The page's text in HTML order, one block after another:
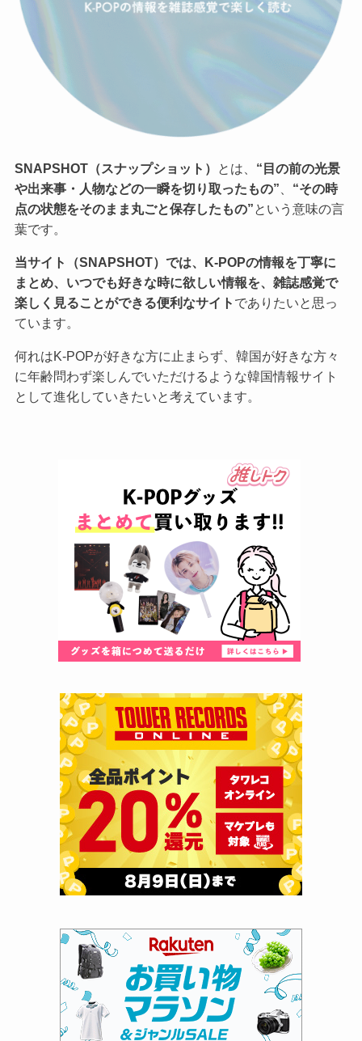
SNAPSHOT（スナップショット） とは、 “目の前の光景
や出来事・人物などの一瞬を切り取ったもの”
“その時
点の状態をそのまま丸ごと保存したもの”という意味の言
葉です。
当サイト（SNAPSHOT）では、K-POPの情報を丁寧に
まとめ、いつでも好きな時に欲しい情報を、雑誌感覚で
楽しく見ることができる便利なサイト でありたいと思っ
ています。
何れはK-POPが好きな方に止まらず、韓国が好きな方々
に年齢問わず楽しんでいただけるような韓国情報サイト
として進化していきたいと考えています。